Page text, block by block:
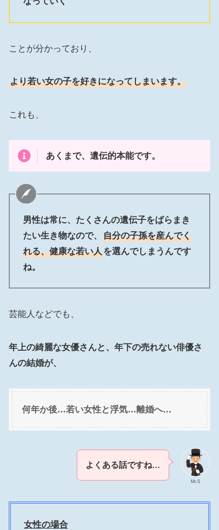
ことが分かっており、
より若い女の子を好きになってしまいます。
これも、
あくまで、遺伝的本能です。
男性は常に、たくさんの遺伝子をばらまき
たい生き物なので、 自分の子孫を産んでく
れる、健康な若い人を選んでしまうんです
ね。
芸能人などでも、
年上の綺麗な女優さんと、年下の売れない俳優さ
んの結婚が、
何年か後…若い女性と浮気…離婚へ…
Mr.S
よくある話ですね…
女性の場合